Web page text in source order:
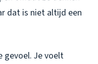
dat is niet altijd een
gevoel. Je voelt